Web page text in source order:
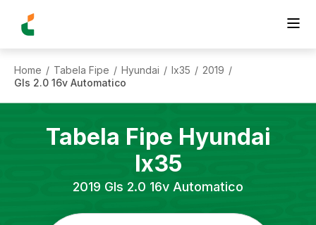
Home / Tabela Fipe / Hyundai / Ix35 / 2019 /
Gls 2.0 16v Automatico
Tabela Fipe Hyundai
Ix35
2019 Gls 2.0 16v Automatico